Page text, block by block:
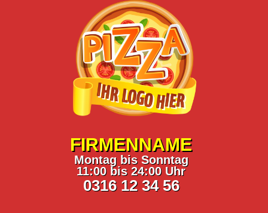
FIRMENNAME
Montag bis Sonntag
11:00 bis 24:00 Uhr
0316 12 34 56